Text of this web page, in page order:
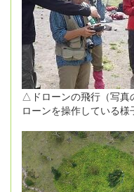
△ドローンの飛行（写
ローンを操作している様